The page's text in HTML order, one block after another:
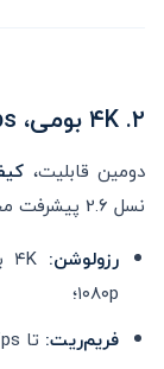
۲. ۴K بومی، ۶۰fps و ۱۵ ثانیه؛ کیفیت سینمایی
دومین قابلیت،
نسل 2.6 پیشرفت محسوس دارد:
رزولوشن:
۱۰۸۰p؛
فریم‌ریت: تا ۶۰fps — حرکت روان‌تر؛